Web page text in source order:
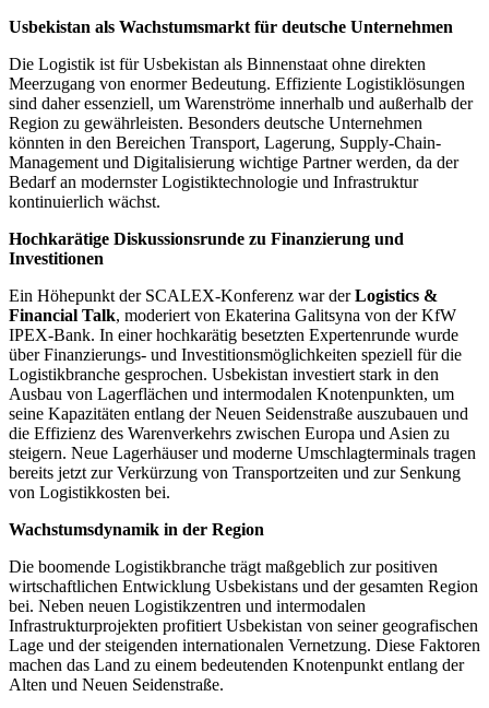
Usbekistan als Wachstumsmarkt für deutsche Unternehmen
Die Logistik ist für Usbekistan als Binnenstaat ohne direkten
Meerzugang von enormer Bedeutung. Effiziente Logistiklösungen
sind daher essenziell, um Warenströme innerhalb und außerhalb der
Region zu gewährleisten. Besonders deutsche Unternehmen
könnten in den Bereichen Transport, Lagerung, Supply-Chain-
Management und Digitalisierung wichtige Partner werden, da der
Bedarf an modernster Logistiktechnologie und Infrastruktur
kontinuierlich wächst.
Hochkarätige Diskussionsrunde zu Finanzierung und
Investitionen
Ein Höhepunkt der SCALEX-Konferenz war derLogistics &
Financial Talk, moderiert von Ekaterina Galitsyna von der KfW
IPEX-Bank. In einer hochkarätig besetzten Expertenrunde wurde
über Finanzierungs- und Investitionsmöglichkeiten speziell für die
Logistikbranche gesprochen. Usbekistan investiert stark in den
Ausbau von Lagerflächen und intermodalen Knotenpunkten, um
seine Kapazitäten entlang der Neuen Seidenstraße auszubauen und
die Effizienz des Warenverkehrs zwischen Europa und Asien zu
steigern. Neue Lagerhäuser und moderne Umschlagterminals tragen
bereits jetzt zur Verkürzung von Transportzeiten und zur Senkung
von Logistikkosten bei.
Wachstumsdynamik in der Region
Die boomende Logistikbranche trägt maßgeblich zur positiven
wirtschaftlichen Entwicklung Usbekistans und der gesamten Region
bei. Neben neuen Logistikzentren und intermodalen
Infrastrukturprojekten profitiert Usbekistan von seiner geografischen
Lage und der steigenden internationalen Vernetzung. Diese Faktoren
machen das Land zu einem bedeutenden Knotenpunkt entlang der
Alten und Neuen Seidenstraße.